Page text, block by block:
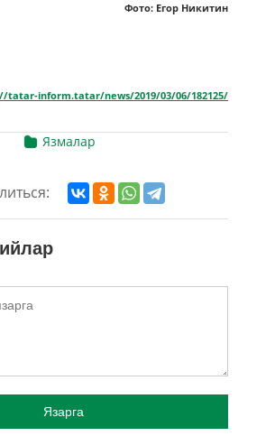
Фото: Егор Никитин
tatar-inform.tatar/news/2019/03/06/182125/
Язмалар
Язарга